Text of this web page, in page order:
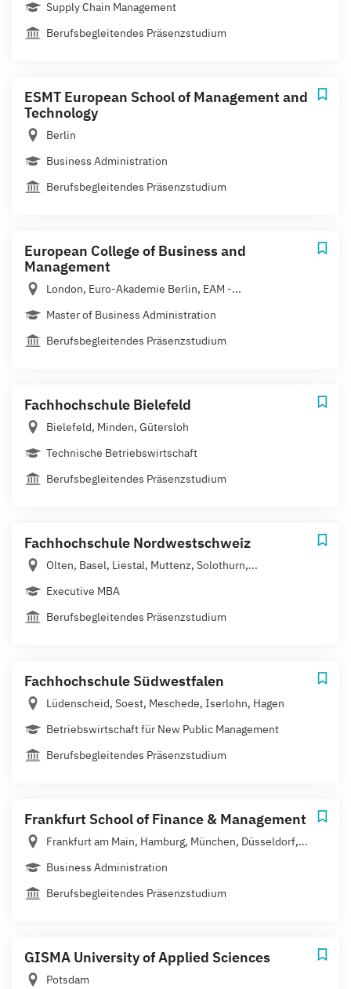
Supply Chain Management
Berufsbegleitendes Präsenzstudium
ESMT European School of Management and
Technology
Berlin
Business Administration
Berufsbegleitendes Präsenzstudium
European College of Business and
Management
London, Euro-Akademie Berlin, EAM -...
Master of Business Administration
Berufsbegleitendes Präsenzstudium
Fachhochschule Bielefeld
Bielefeld, Minden, Gütersloh
Technische Betriebswirtschaft
Berufsbegleitendes Präsenzstudium
Fachhochschule Nordwestschweiz
Olten, Basel, Liestal, Muttenz, Solothurn,...
Executive MBA
Berufsbegleitendes Präsenzstudium
Fachhochschule Südwestfalen
Lüdenscheid, Soest, Meschede, Iserlohn, Hagen
Betriebswirtschaft für New Public Management
Berufsbegleitendes Präsenzstudium
Frankfurt School of Finance & Management
Frankfurt am Main, Hamburg, München, Düsseldorf,...
Business Administration
Berufsbegleitendes Präsenzstudium
GISMA University of Applied Sciences
Potsdam